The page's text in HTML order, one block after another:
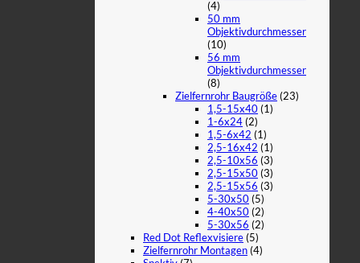
(4)
50 mm
Objektivdurchmesser
(10)
56 mm
Objektivdurchmesser
(8)
Zielfernrohr Baugröße(23)
1,5-15x40(1)
1-6x24(2)
1,5-6x42 (1)
2,5-16x42 (1)
2,5-10x56 (3)
2,5-15x50(3)
2,5-15x56 (3)
5-30x50(5)
4-40x50(2)
5-30x56 (2)
Red Dot Reflexvisiere(5)
Zielfernrohr Montagen(4)